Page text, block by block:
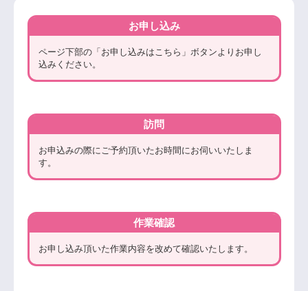
お申し込み
ページ下部の「お申し込みはこちら」ボタンよりお申し
込みください。
訪問
お申込みの際にご予約頂いたお時間にお伺いいたしま
す。
作業確認
お申し込み頂いた作業内容を改めて確認いたします。